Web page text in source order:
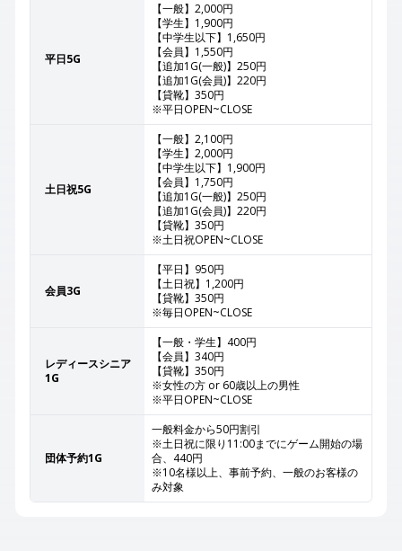
平日5G
【一般】2,000円
【学生】1,900円
【中学生以下】1,650円
【会員】1,550円
【追加1G(一般)】250円
【追加1G(会員)】220円
【貸靴】350円
※平日OPEN~CLOSE
土日祝5G
【一般】2,100円
【学生】2,000円
【中学生以下】1,900円
【会員】1,750円
【追加1G(一般)】250円
【追加1G(会員)】220円
【貸靴】350円
※土日祝OPEN~CLOSE
会員3G
【平日】950円
【土日祝】1,200円
【貸靴】350円
※毎日OPEN~CLOSE
レディースシニア
1G
【一般・学生】400円
【会員】340円
【貸靴】350円
※女性の方 or 60歳以上の男性
※平日OPEN~CLOSE
団体予約1G
一般料金から50円割引
※土日祝に限り11:00までにゲーム開始の場
合、440円
※10名様以上、事前予約、一般のお客様の
み対象